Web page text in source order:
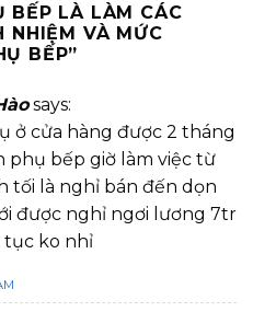
BẾP LÀ LÀM CÁC
NHIỆM VÀ MỨC
BẾP”
says:
ở cửa hàng được 2 tháng
phụ bếp giờ làm việc từ
tối là nghỉ bán đến dọn
được nghỉ ngơi lương 7tr
tục ko nhỉ